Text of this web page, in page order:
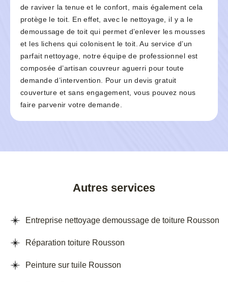
de raviver la tenue et le confort, mais également cela
protège le toit. En effet, avec le nettoyage, il y a le
demoussage de toit qui permet d’enlever les mousses
et les lichens qui colonisent le toit. Au service d’un
parfait nettoyage, notre équipe de professionnel est
composée d’artisan couvreur aguerri pour toute
demande d’intervention. Pour un devis gratuit
couverture et sans engagement, vous pouvez nous
faire parvenir votre demande.
Autres services
Entreprise nettoyage demoussage de toiture Rousson
Réparation toiture Rousson
Peinture sur tuile Rousson